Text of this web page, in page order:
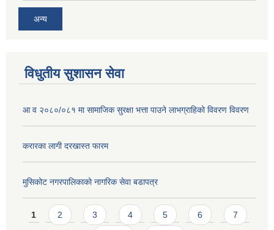
अन्य
विधुतीय सुशासन सेवा
आ व २०८०/०८१ मा सामाजिक सुरक्षा भत्ता पाउने लाभग्राहिको विवरण विवरण
करारका लागी दरखास्त फारम
मुसिकोट नगरपालिकाको नागरिक सेवा बडापत्र
Pages
1 2 3 4 5 6 7